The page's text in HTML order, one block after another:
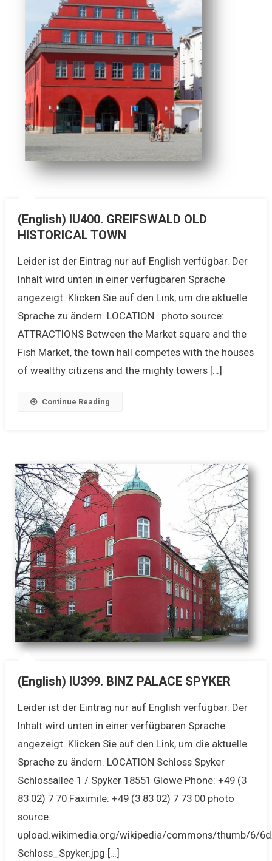
(English) IU400. GREIFSWALD OLD
HISTORICAL TOWN
Leider ist der Eintrag nur auf English verfügbar. Der
Inhalt wird unten in einer verfügbaren Sprache
angezeigt. Klicken Sie auf den Link, um die aktuelle
Sprache zu ändern. LOCATION photo source:
ATTRACTIONS Between the Market square and the
Fish Market, the town hall competes with the houses
of wealthy citizens and the mighty towers […]
Continue Reading
(English) IU399. BINZ PALACE SPYKER
Leider ist der Eintrag nur auf English verfügbar. Der
Inhalt wird unten in einer verfügbaren Sprache
angezeigt. Klicken Sie auf den Link, um die aktuelle
Sprache zu ändern. LOCATION Schloss Spyker
Schlossallee 1 / Spyker 18551 Glowe Phone: +49 (3
83 02) 7 70 Faximile: +49 (3 83 02) 7 73 00 photo
source:
upload.wikimedia.org/wikipedia/commons/thumb/6/
Schloss_Spyker.jpg […]